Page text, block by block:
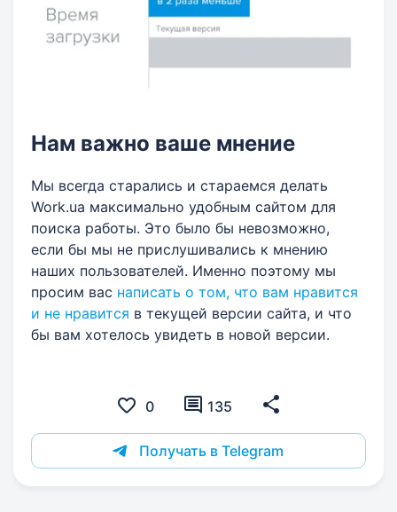
Нам важно ваше мнение
Мы всегда старались и стараемся делать
Work.ua максимально удобным сайтом для
поиска работы. Это было бы невозможно,
если бы мы не прислушивались к мнению
наших пользователей. Именно поэтому мы
просим вас написать о том, что вам нравится
и не нравится в текущей версии сайта, и что
бы вам хотелось увидеть в новой версии.
0 135
Получать в Telegram